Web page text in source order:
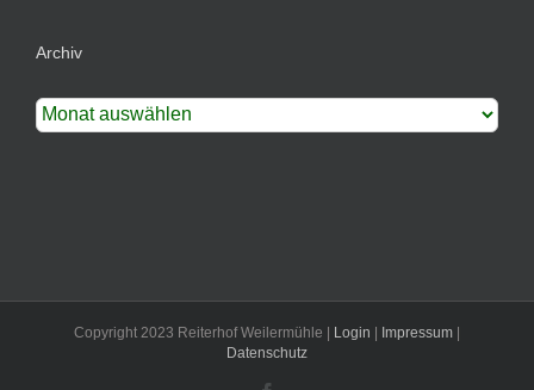
Archiv
Archiv
Copyright 2023 Reiterhof Weilermühle | Login | Impressum |
Datenschutz